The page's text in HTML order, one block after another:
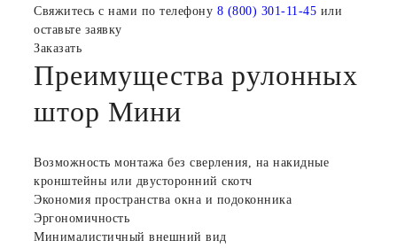
Свяжитесь с нами по телефону 8 (800) 301-11-45 или
оставьте заявку
Заказать
Преимущества рулонных
штор Мини
Возможность монтажа без сверления, на накидные
кронштейны или двусторонний скотч
Экономия пространства окна и подоконника
Эргономичность
Минималистичный внешний вид